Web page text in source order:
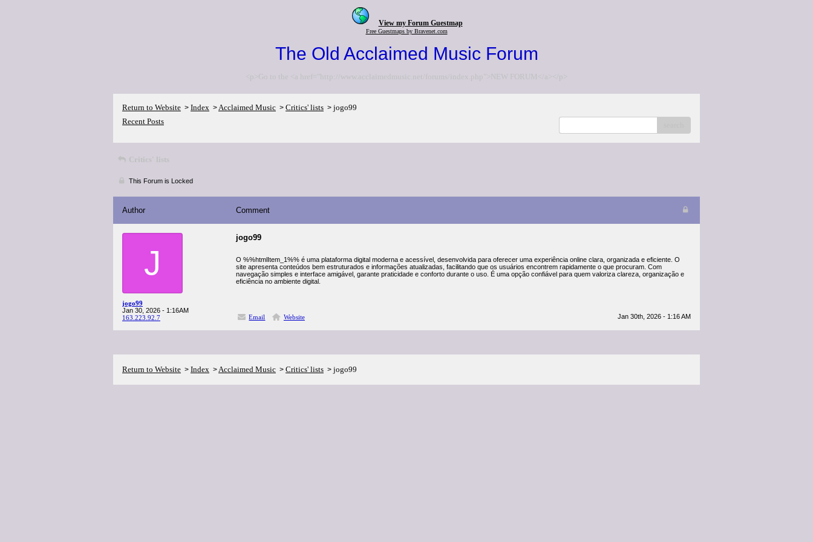
View my Forum Guestmap
Free Guestmaps by Bravenet.com
The Old Acclaimed Music Forum
<p>Go to the <a href="http://www.acclaimedmusic.net/forums/index.php">NEW FORUM</a></p>
Return to Website > Index >Acclaimed Music > Critics' lists > jogo99
Recent Posts
Critics' lists
This Forum is Locked
Author Comment
J
jogo99
Jan 30, 2026 - 1:16AM
163.223.92.7
jogo99
O %%htmlItem_1%% é uma plataforma digital moderna e acessível, desenvolvida para oferecer uma experiência online clara, organizada e eficiente. O
site apresenta conteúdos bem estruturados e informações atualizadas, facilitando que os usuários encontrem rapidamente o que procuram. Com
navegação simples e interface amigável, garante praticidade e conforto durante o uso. É uma opção confiável para quem valoriza clareza, organização e
eficiência no ambiente digital.
Email Website Jan 30th, 2026 - 1:16 AM
Return to Website > Index >Acclaimed Music > Critics' lists > jogo99